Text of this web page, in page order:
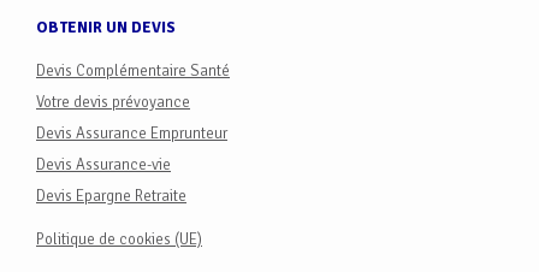
OBTENIR UN DEVIS
Devis Complémentaire Santé
Votre devis prévoyance
Devis Assurance Emprunteur
Devis Assurance-vie
Devis Epargne Retraite
Politique de cookies (UE)